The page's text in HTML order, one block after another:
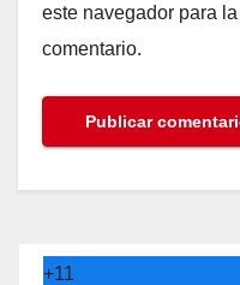
este navegador para
comentario.
+11